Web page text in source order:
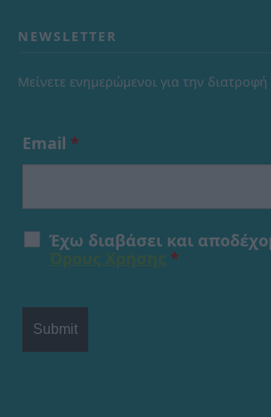
NEWSLETTER
Μείνετε ενημερώμενοι για την διατροφή
Email *
Έχω διαβάσει και
*